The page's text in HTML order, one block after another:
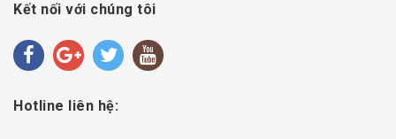
Kết nối với chúng tôi
Hotline liên hệ: